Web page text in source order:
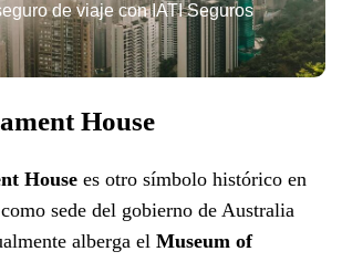
de viaje con IATI Seguros
House
House es otro símbolo histórico en
sede del gobierno de Australia
alberga el Museum of